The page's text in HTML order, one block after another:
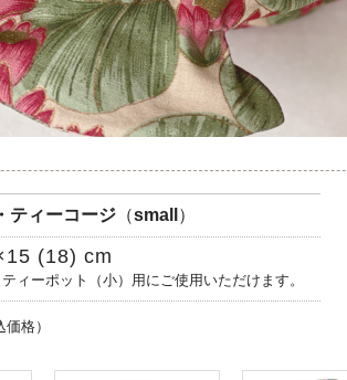
ティーコージ （small ）
(18) cm
ーポット（小）用にご使用いただけます。
格）